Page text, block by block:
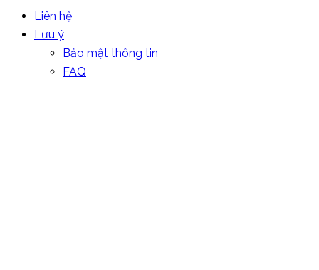
Liên hệ
Lưu ý
Bảo mật thông tin
FAQ